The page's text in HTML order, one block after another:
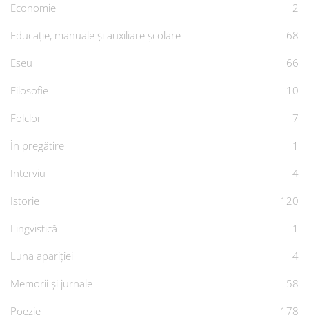
Economie
2
Educație, manuale și auxiliare școlare
68
Eseu
66
Filosofie
10
Folclor
7
În pregătire
1
Interviu
4
Istorie
120
Lingvistică
1
Luna apariției
4
Memorii și jurnale
58
Poezie
178